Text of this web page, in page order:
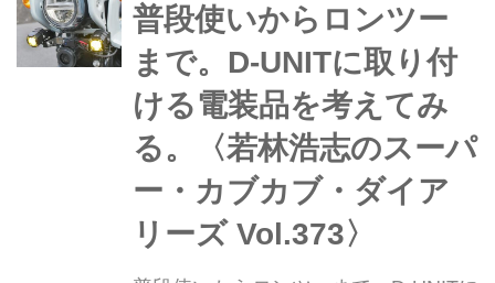
表示してくれるというガジェットなん
だけど、最近ではバイク用もかなり増
えてきたのよね。なので今回はバイク
用ディスプレイオーディオとして、デ
イトナのモトスマートモニター551を
試してみるよ。
普段使いからロンツー
まで。D-UNITに取り付
ける電装品を考えてみ
る。〈若林浩志のスーパ
ー・カブカブ・ダイア
リーズ Vol.373〉